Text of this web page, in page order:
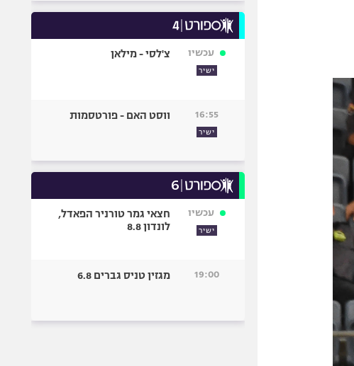
עכשיו
ישיר
צ'לסי - מילאן
16:55
ישיר
ווסט האם - פורטסמות
עכשיו
ישיר
חצאי גמר טורניר הפאדל,
לונדון 8.8
19:00 מגזין טניס גברים 6.8